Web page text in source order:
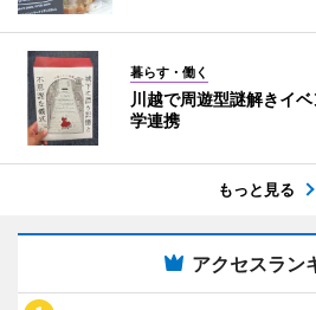
暮らす・働く
川越で周遊型謎解きイ
学連携
もっと見る
アクセスラン